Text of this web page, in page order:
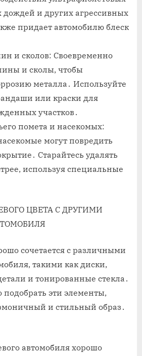
дождей и других агрессивных
придает автомобилю блеск
и сколов: Своевременно
и сколы, чтобы
металла․ Используйте
или краски для
участков․
помета и насекомых:
могут повредить
Старайтесь удалять
используя специальные
ЦВЕТА С ДРУГИМИ
сочетается с различными
такими как диски,
и тонированные стекла․
эти элементы,
и стильный образ․
автомобиля хорошо